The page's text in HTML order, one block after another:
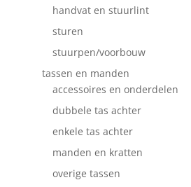
handvat en stuurlint
sturen
stuurpen/voorbouw
tassen en manden
accessoires en onderdelen
dubbele tas achter
enkele tas achter
manden en kratten
overige tassen